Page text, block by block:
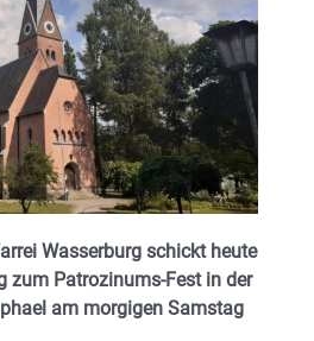
Wasserburg schickt heute
zum Patrozinums-Fest in der
am morgigen Samstag